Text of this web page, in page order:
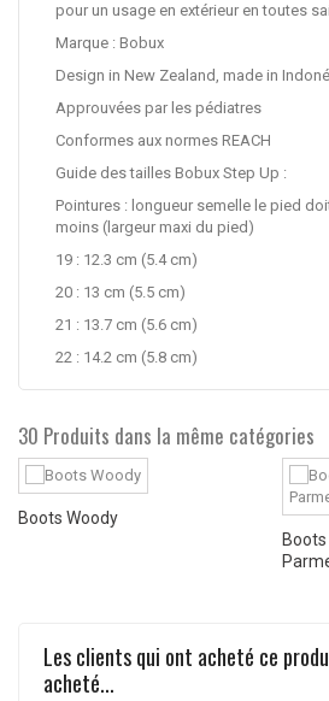
pour un usage en extérieur en toutes
Marque : Bobux
Design in New Zealand, made in
Approuvées par les pédiatres
Conformes aux normes REACH
Guide des tailles Bobux Step Up :
Pointures : longueur semelle le pied
moins (largeur maxi du pied)
19 : 12.3 cm (5.4 cm)
20 : 13 cm (5.5 cm)
21 : 13.7 cm (5.6 cm)
22 : 14.2 cm (5.8 cm)
30 Produits dans la même catégories
Boots Woody
Les clients qui ont acheté ce
acheté...